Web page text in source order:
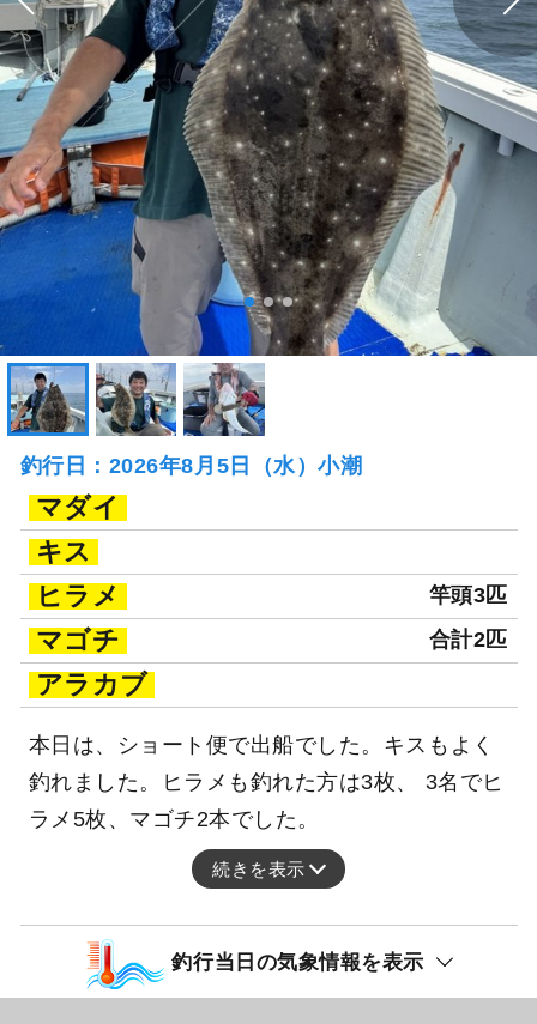
釣行日：2026年8月5日（水）小潮
マダイ
キス
ヒラメ
竿頭3匹
マゴチ 合計2匹
アラカブ
本日は、ショート便で出船でした。キスもよく
釣れました。ヒラメも釣れた方は3枚、 3名でヒ
ラメ5枚、マゴチ2本でした。
続きを表示
釣行当日の気象情報を表示